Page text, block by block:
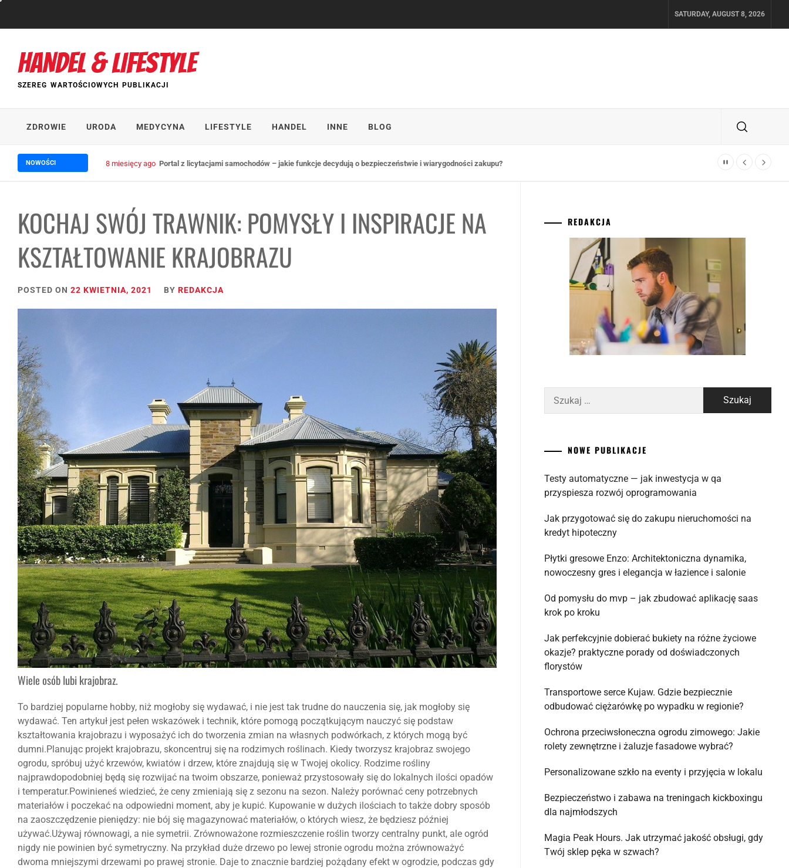
SATURDAY, AUGUST 8, 2026
HANDEL & LIFESTYLE
SZEREG WARTOŚCIOWYCH PUBLIKACJI
ZDROWIE URODA MEDYCYNA LIFESTYLE HANDEL INNE BLOG
NOWOŚCI 2 lata ago Wpływ trade marketingu na wzrost sprzedaży w punktach detalicznych
KOCHAJ SWÓJ TRAWNIK: POMYSŁY I INSPIRACJE NA
KSZTAŁTOWANIE KRAJOBRAZU
POSTED ON 22 KWIETNIA, 2021 BY REDAKCJA
Wiele osób lubi krajobraz.
To bardziej popularne hobby, niż mogłoby się wydawać, i nie jest tak trudne do nauczenia się, jak mogłoby się
wydawać. Ten artykuł jest pełen wskazówek i technik, które pomogą początkującym nauczyć się podstaw
kształtowania krajobrazu i wyposażyć ich do tworzenia zmian na własnych podwórkach, z których mogą być
dumni.Planując projekt krajobrazu, skoncentruj się na rodzimych roślinach. Kiedy tworzysz krajobraz swojego
ogrodu, spróbuj użyć krzewów, kwiatów i drzew, które znajdują się w Twojej okolicy. Rodzime rośliny
najprawdopodobniej będą się rozwijać na twoim obszarze, ponieważ przystosowały się do lokalnych ilości opadów
i temperatur.Powinieneś wiedzieć, że ceny zmieniają się z sezonu na sezon. Należy porównać ceny potrzebnych
materiałów i poczekać na odpowiedni moment, aby je kupić. Kupowanie w dużych ilościach to także dobry sposób
na zaoszczędzenie pieniędzy: nie bój się magazynować materiałów, o których wiesz, że będziesz później
używać.Używaj równowagi, a nie symetrii. Zrównoważone rozmieszczenie roślin tworzy centralny punkt, ale ogród
nigdy nie powinien być symetryczny. Na przykład duże drzewo po lewej stronie ogrodu można zrównoważyć
dwoma mniejszymi drzewami po prawej stronie. Daje to znacznie bardziej pożądany efekt w ogrodzie, podczas gdy
REDAKCJA
NOWE PUBLIKACJE
Testy automatyczne — jak inwestycja w qa
przyspiesza rozwój oprogramowania
Jak przygotować się do zakupu nieruchomości na
kredyt hipoteczny
Płytki gresowe Enzo: Architektoniczna dynamika,
nowoczesny gres i elegancja w łazience i salonie
Od pomysłu do mvp – jak zbudować aplikację saas
krok po kroku
Jak perfekcyjnie dobierać bukiety na różne życiowe
okazje? praktyczne porady od doświadczonych
florystów
Transportowe serce Kujaw. Gdzie bezpiecznie
odbudować ciężarówkę po wypadku w regionie?
Ochrona przeciwsłoneczna ogrodu zimowego: Jakie
rolety zewnętrzne i żaluzje fasadowe wybrać?
Personalizowane szkło na eventy i przyjęcia w lokalu
Bezpieczeństwo i zabawa na treningach kickboxingu
dla najmłodszych
Magia Peak Hours. Jak utrzymać jakość obsługi, gdy
Twój sklep pęka w szwach?